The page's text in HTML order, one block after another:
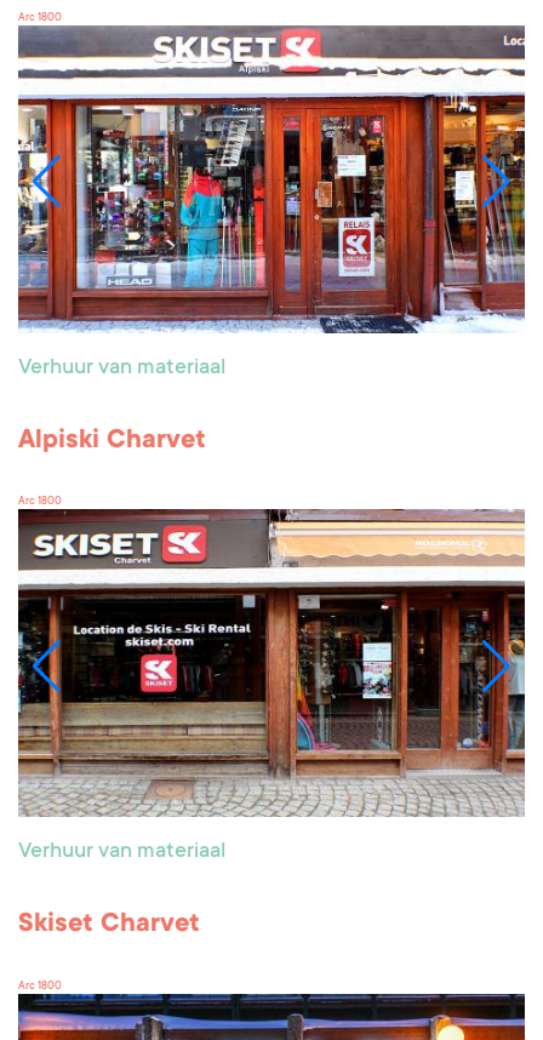
Arc 1800
Verhuur van materiaal
Alpiski Charvet
Arc 1800
Verhuur van materiaal
Skiset Charvet
Arc 1800